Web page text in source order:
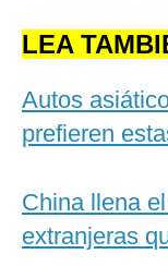
LEA
Autos
prefieren
China llena
extranjeras